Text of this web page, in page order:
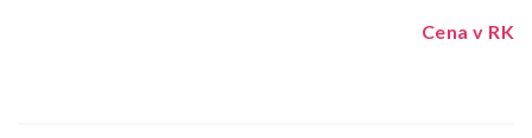
Cena v RK